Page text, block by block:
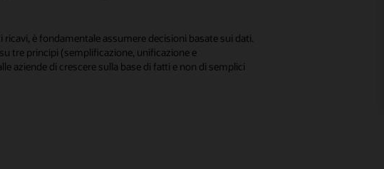
è fondamentale assumere decisioni basate sui dati.
tre principi (semplificazione, unificazione e
aziende di crescere sulla base di fatti e non di semplici